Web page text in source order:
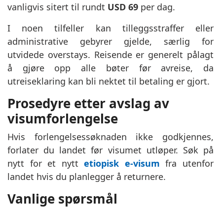
vanligvis sitert til rundt USD 69 per dag.
I noen tilfeller kan tilleggsstraffer eller
administrative gebyrer gjelde, særlig for
utvidede overstays. Reisende er generelt pålagt
å gjøre opp alle bøter før avreise, da
utreiseklaring kan bli nektet til betaling er gjort.
Prosedyre etter avslag av
visumforlengelse
Hvis forlengelsessøknaden ikke godkjennes,
forlater du landet før visumet utløper. Søk på
nytt for et nyttetiopisk e-visum fra utenfor
landet hvis du planlegger å returnere.
Vanlige spørsmål